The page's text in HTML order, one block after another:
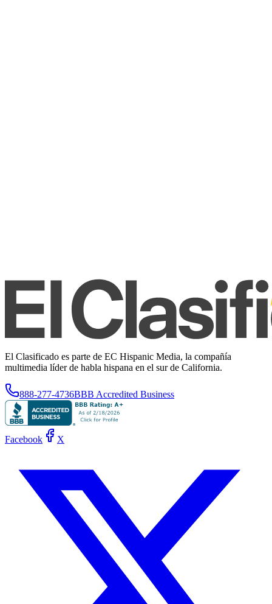
El Clasificado es parte de EC Hispanic Media, la compañía
multimedia líder de habla hispana en el sur de California.
888-277-4736BBB Accredited Business
Facebook X